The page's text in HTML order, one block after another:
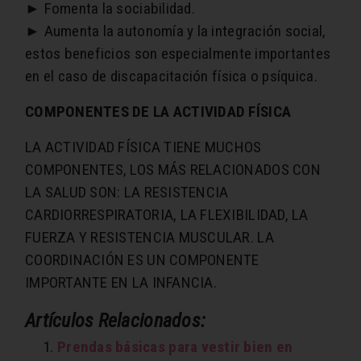
► Fomenta la sociabilidad.
► Aumenta la autonomía y la integración social,
estos beneficios son especialmente importantes
en el caso de discapacitación física o psíquica.
COMPONENTES DE LA ACTIVIDAD FÍSICA
LA ACTIVIDAD FÍSICA TIENE MUCHOS
COMPONENTES, LOS MÁS RELACIONADOS CON
LA SALUD SON: LA RESISTENCIA
CARDIORRESPIRATORIA, LA FLEXIBILIDAD, LA
FUERZA Y RESISTENCIA MUSCULAR. LA
COORDINACIÓN ES UN COMPONENTE
IMPORTANTE EN LA INFANCIA.
Artículos Relacionados:
Prendas básicas para vestir bien en